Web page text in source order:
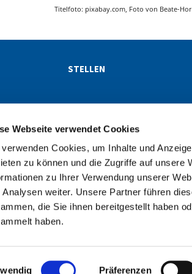
Webseite verwendet Cookies
Cookies, um Inhalte und
zu können und die Zugriffe auf unsere
zu Ihrer Verwendung unserer
Analysen weiter. Unsere Partner führen
die Sie ihnen bereitgestellt haben
haben.
Präferenzen
Titelfoto: pixabay.com, Foto von Beate-
STELLEN
Kirchenkreis Reinickendorf
Spendenkonto: Ev. KKV
Kontaktinformationen
Cookie-